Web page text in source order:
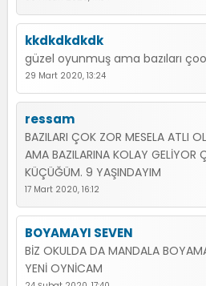
kkdkdkdkdk
güzel oyunmuş ama bazıları
29 Mart 2020, 13:24
ressam
BAZILARI ÇOK ZOR MESELA ATLI
AMA BAZILARINA KOLAY GELİYOR
KÜÇÜĞÜM. 9 YAŞINDAYIM
17 Mart 2020, 16:12
BOYAMAYI SEVEN
BİZ OKULDA DA MANDALA
YENİ OYNİCAM